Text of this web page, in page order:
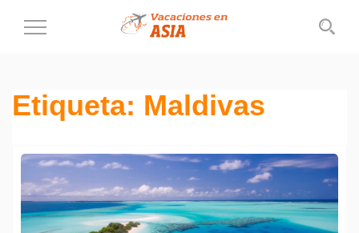
Cambiar
navegación
Etiqueta: Maldivas